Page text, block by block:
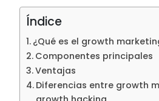
Índice
¿Qué es el growth
Componentes principales
Ventajas
Diferencias entre growth